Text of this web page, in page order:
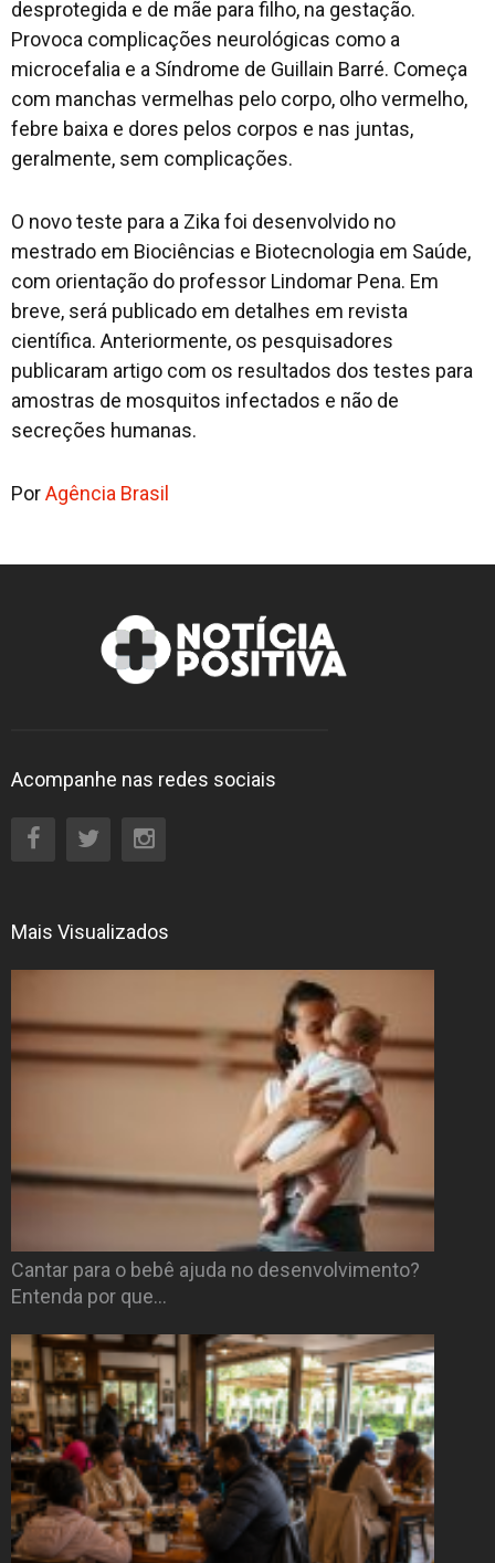
desprotegida e de mãe para filho, na gestação.
Provoca complicações neurológicas como a
microcefalia e a Síndrome de Guillain Barré. Começa
com manchas vermelhas pelo corpo, olho vermelho,
febre baixa e dores pelos corpos e nas juntas,
geralmente, sem complicações.
O novo teste para a Zika foi desenvolvido no
mestrado em Biociências e Biotecnologia em Saúde,
com orientação do professor Lindomar Pena. Em
breve, será publicado em detalhes em revista
científica. Anteriormente, os pesquisadores
publicaram artigo com os resultados dos testes para
amostras de mosquitos infectados e não de
secreções humanas.
PorAgência Brasil
Acompanhe nas redes sociais
Mais Visualizados
Cantar para o bebê ajuda no desenvolvimento?
Entenda por que…